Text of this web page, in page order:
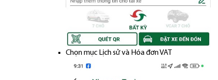
Chọn mục Lịch sử và Hóa đơn VAT